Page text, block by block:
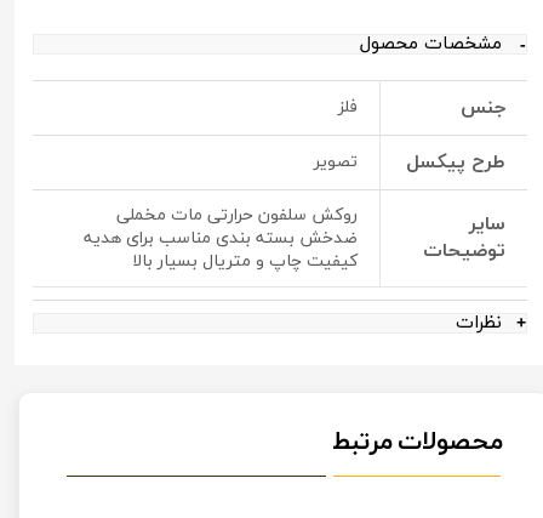
مشخصات محصول
جنس فلز
طرح پیکسل تصویر
سایر
توضیحات
روکش سلفون حرارتی مات مخملی
ضدخش بسته بندی مناسب برای هدیه
کیفیت چاپ و متریال بسیار بالا
نظرات
محصولات مرتبط